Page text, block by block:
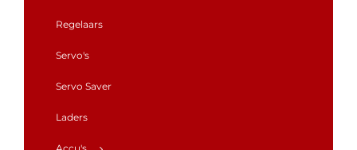
Regelaars
Servo's
Servo Saver
Laders